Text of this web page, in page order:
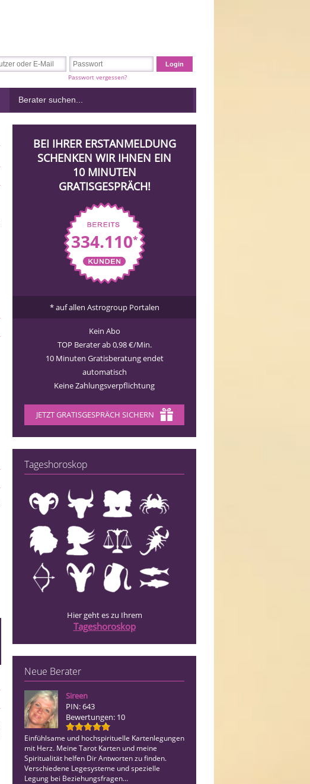
Passwort vergessen?
BEI IHRER ERSTANMELDUNG
SCHENKEN WIR IHNEN EIN
10 MINUTEN
GRATISGESPRÄCH!
334.110*
* auf allen Astrogroup Portalen
Kein Abo
TOP Berater ab 0,98 €/Min.
10 Minuten Gratisberatung endet
automatisch
Keine Zahlungsverpflichtung
JETZT GRATISGESPRÄCH SICHERN
Tageshoroskop
Hier geht es zu Ihrem
Tageshoroskop
Neue Berater
Sireen
PIN: 643
Bewertungen: 10
Einfühlsame und hochspirituelle Kartenlegungen
mit Herz. Meine Tarot Karten und meine
Spiritualität helfen Dir Antworten zu finden.
Verschiedene Legesysteme und spezielle
Legung bei Beziehungsfragen…